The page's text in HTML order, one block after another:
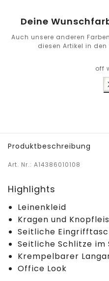
Deine
Auch unsere anderen
diesen Artikel in
off
Produktbeschreibung
Art. Nr.: A14386010108
Highlights
Leinenkleid
Kragen und
Seitliche
Seitliche Schlitze im
Krempelbarer
Office Look